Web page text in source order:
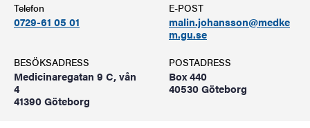
Telefon
0729-61 05 01
E-POST
malin.johansson@medke
m.gu.se
BESÖKSADRESS
Medicinaregatan 9 C, vån
4
41390 Göteborg
POSTADRESS
Box 440
40530 Göteborg